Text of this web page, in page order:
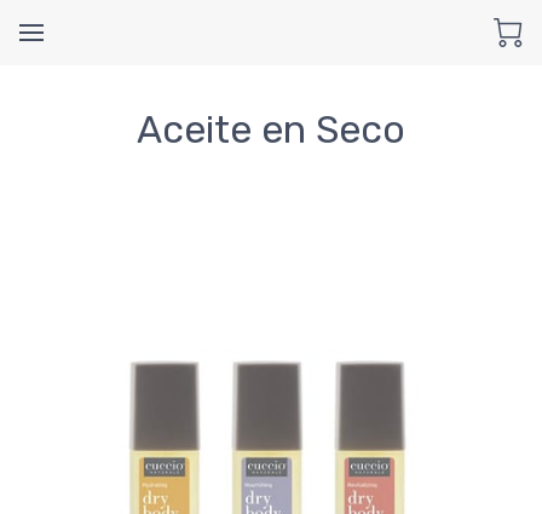
Aceite en Seco